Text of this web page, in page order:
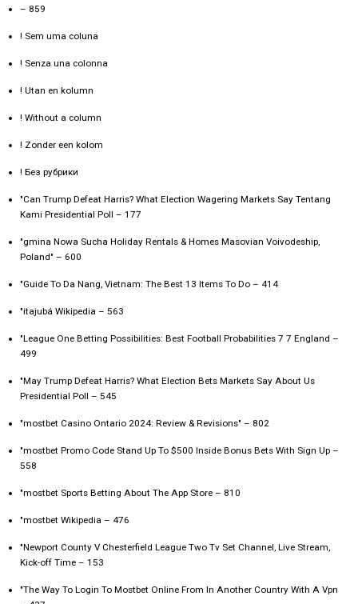
– 859
! Sem uma coluna
! Senza una colonna
! Utan en kolumn
! Without a column
! Zonder een kolom
! Без рубрики
"Can Trump Defeat Harris? What Election Wagering Markets Say Tentang
Kami Presidential Poll – 177
"gmina Nowa Sucha Holiday Rentals & Homes Masovian Voivodeship,
Poland" – 600
"Guide To Da Nang, Vietnam: The Best 13 Items To Do – 414
"itajubá Wikipedia – 563
"League One Betting Possibilities: Best Football Probabilities 7 7 England –
499
"May Trump Defeat Harris? What Election Bets Markets Say About Us
Presidential Poll – 545
"mostbet Casino Ontario 2024: Review & Revisions" – 802
"mostbet Promo Code Stand Up To $500 Inside Bonus Bets With Sign Up –
558
"‎mostbet Sports Betting About The App Store – 810
"mostbet Wikipedia – 476
"Newport County V Chesterfield League Two Tv Set Channel, Live Stream,
Kick-off Time – 153
"The Way To Login To Mostbet Online From In Another Country With A Vpn